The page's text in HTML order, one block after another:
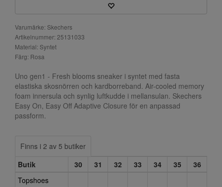
Varumärke: Skechers
Artikelnummer: 25131033
Material: Syntet
Färg: Rosa
Uno gen1 - Fresh blooms sneaker i syntet med fasta
elastiska skosnörren och kardborreband. Air-cooled memory
foam innersula och synlig luftkudde i mellansulan. Skechers
Easy On, Easy Off Adaptive Closure för en anpassad
passform.
Finns i 2 av 5 butiker
Butik
30 31 32 33 34 35
36
Topshoes